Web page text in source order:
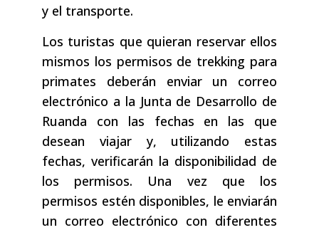
y el transporte.
Los turistas que quieran reservar ellos
mismos los permisos de trekking para
primates deberán enviar un correo
electrónico a la Junta de Desarrollo de
Ruanda con las fechas en las que
desean viajar y, utilizando estas
fechas, verificarán la disponibilidad de
los permisos. Una vez que los
permisos estén disponibles, le enviarán
un correo electrónico con diferentes